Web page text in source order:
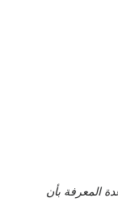
المعرفة بأن